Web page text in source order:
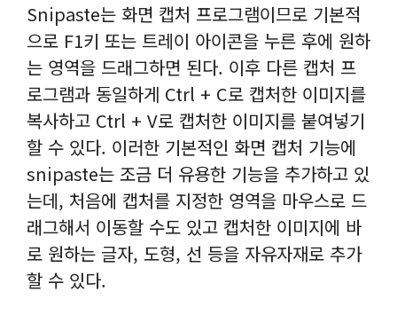
Snipaste는 화면 캡처 프로그램이므로 기본적
으로 F1키 또는 트레이 아이콘을 누른 후에 원하
는 영역을 드래그하면 된다. 이후 다른 캡처 프
로그램과 동일하게 Ctrl + C로 캡처한 이미지를
복사하고 Ctrl + V로 캡처한 이미지를 붙여넣기
할 수 있다. 이러한 기본적인 화면 캡처 기능에
snipaste는 조금 더 유용한 기능을 추가하고 있
는데, 처음에 캡처를 지정한 영역을 마우스로 드
래그해서 이동할 수도 있고 캡처한 이미지에 바
로 원하는 글자, 도형, 선 등을 자유자재로 추가
할 수 있다.